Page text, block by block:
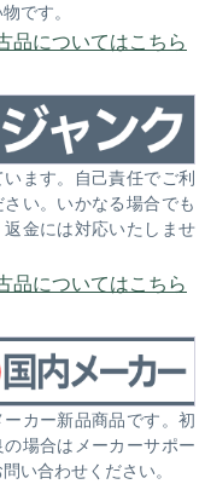
です。
品についてはこちら
ます。自己責任でご利
さい。いかなる場合でも
金には対応いたしませ
品についてはこちら
ーカー新品商品です。初
場合はメーカーサポー
問い合わせください。